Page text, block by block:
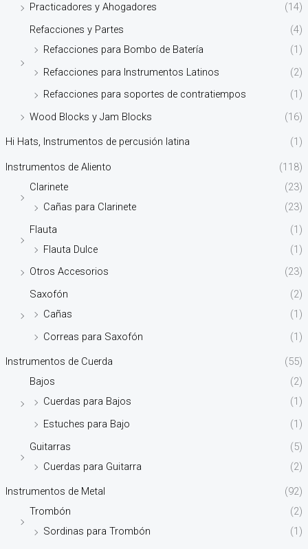
Practicadores y Ahogadores
(14)
Refacciones y Partes
(4)
Refacciones para Bombo de Batería
(1)
Refacciones para Instrumentos Latinos
(2)
Refacciones para soportes de contratiempos
(1)
Wood Blocks y Jam Blocks
(16)
Hi Hats, Instrumentos de percusión latina (1)
Instrumentos de Aliento
(118)
Clarinete
(23)
Cañas para Clarinete
(23)
Flauta
(1)
Flauta Dulce
(1)
Otros Accesorios
(23)
Saxofón
(2)
Cañas
(1)
Correas para Saxofón
(1)
Instrumentos de Cuerda
(55)
Bajos
(2)
Cuerdas para Bajos
(1)
Estuches para Bajo
(1)
Guitarras
(5)
Cuerdas para Guitarra
(2)
Instrumentos de Metal
(92)
Trombón
(2)
Sordinas para Trombón
(1)